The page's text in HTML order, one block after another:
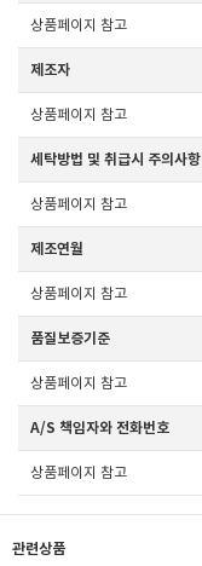
상품페이지 참고
제조자
상품페이지 참고
세탁방법 및 취급시 주의사항
상품페이지 참고
제조연월
상품페이지 참고
품질보증기준
상품페이지 참고
A/S 책임자와 전화번호
상품페이지 참고
관련상품